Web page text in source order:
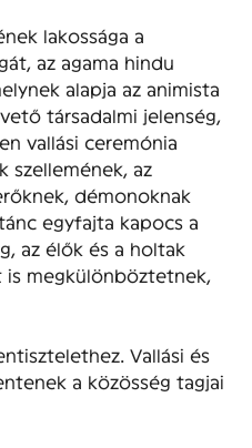
lakossága a
az agama hindu
alapja az animista
társadalmi jelenség,
vallási ceremónia
szellemének, az
démonoknak
egyfajta kapocs a
az élők és a holtak
megkülönböztetnek,
Vallási és
a közösség tagjai